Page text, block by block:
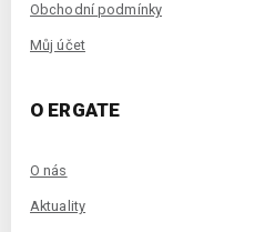
Obchodní podmínky
Můj účet
O ERGATE
O nás
Aktuality